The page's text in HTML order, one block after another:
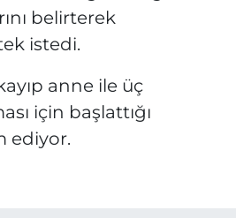
belirterek
istedi.
anne ile üç
için başlattığı
ediyor.